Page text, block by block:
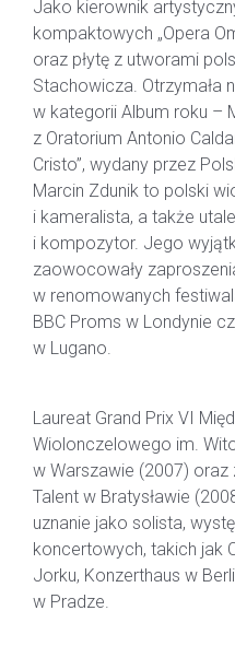
Jako kierownik
kompaktowych „Opera
oraz płytę z utworami
Stachowicza. Otrzymała
w kategorii Album roku –
z Oratorium Antonio
Cristo”, wydany przez
Marcin Zdunik to polski
i kameralista, a także
i kompozytor. Jego
zaowocowały
w renomowanych
BBC Proms w Londynie
w Lugano.
Laureat Grand Prix VI
Wiolonczelowego im.
w Warszawie (2007)
Talent w Bratysławie
uznanie jako solista,
koncertowych, takich jak
Jorku, Konzerthaus w
w Pradze.